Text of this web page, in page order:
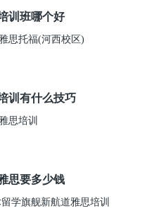
训班哪个好
思托福(河西校区)
训有什么技巧
思培训
思要多少钱
学旗舰新航道雅思培训